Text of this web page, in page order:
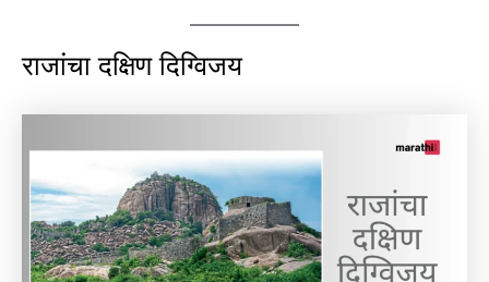
राजांचा दक्षिण दिग्विजय